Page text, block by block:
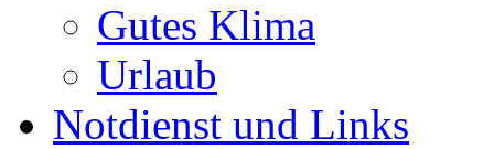
Gutes Klima
Urlaub
Notdienst und Links